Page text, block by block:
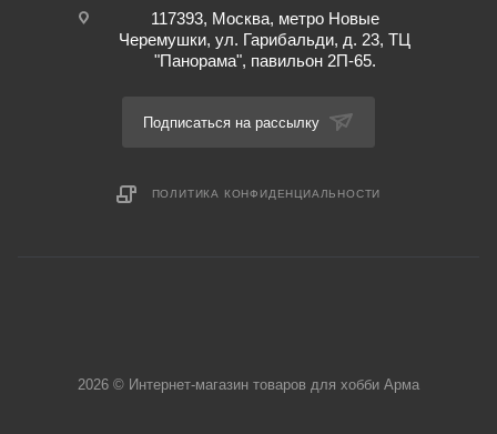
117393, Москва, метро Новые
Черемушки, ул. Гарибальди, д. 23, ТЦ
"Панорама", павильон 2П-65.
Подписаться на рассылку
ПОЛИТИКА КОНФИДЕНЦИАЛЬНОСТИ
2026 © Интернет-магазин товаров для хобби Арма